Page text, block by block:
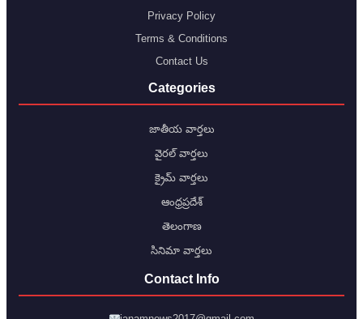
Privacy Policy
Terms & Conditions
Contact Us
Categories
జాతీయ వార్తలు
వైరల్ వార్తలు
క్రైమ్ వార్తలు
ఆంధ్రప్రదేశ్
తెలంగాణ
సినిమా వార్తలు
Contact Info